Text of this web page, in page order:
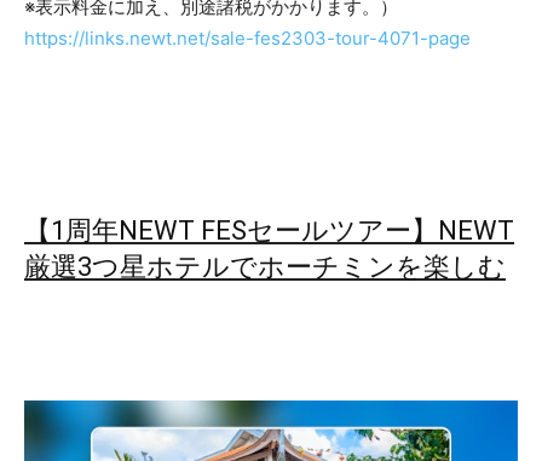
※表示料金に加え、別途諸税がかかります。）
https://links.newt.net/sale-fes2303-tour-4071-page
【1周年NEWT FESセールツアー】NEWT
厳選3つ星ホテルでホーチミンを楽しむ